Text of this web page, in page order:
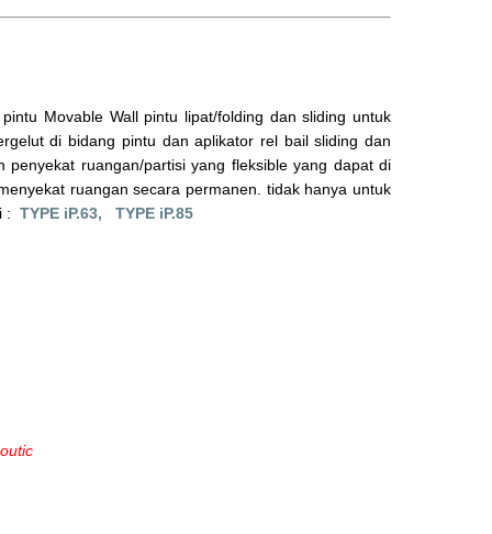
Movable Wall pintu lipat/folding dan sliding untuk
di bidang pintu dan aplikator rel bail sliding dan
ruangan/partisi yang fleksible yang dapat di
ruangan secara permanen. tidak hanya untuk
: TYPE iP.63, TYPE iP.85